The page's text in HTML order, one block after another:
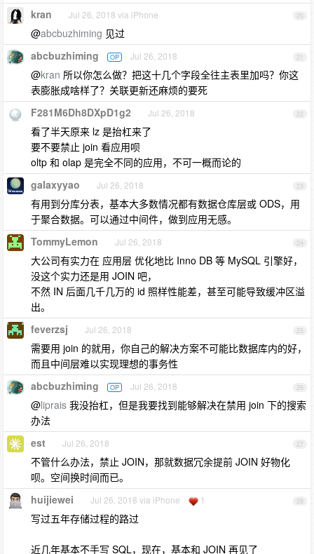
20
kran Jul 26, 2018 via iPhone
@abcbuzhiming 见过
21
abcbuzhiming OP Jul 26, 2018
@kran 所以你怎么做？把这十几个字段全往主表里加吗？你这
表膨胀成啥样了？关联更新还麻烦的要死
22
F281M6Dh8DXpD1g2 Jul 26, 2018
看了半天原来 lz 是抬杠来了
要不要禁止 join 看应用呗
oltp 和 olap 是完全不同的应用，不可一概而论的
23
galaxyyao Jul 26, 2018
有用到分库分表，基本大多数情况都有数据仓库层或 ODS，用
于聚合数据。可以通过中间件，做到应用无感。
24
TommyLemon Jul 26, 2018
大公司有实力在 应用层 优化地比 Inno DB 等 MySQL 引擎好，
没这个实力还是用 JOIN 吧，
不然 IN 后面几千几万的 id 照样性能差，甚至可能导致缓冲区溢
出。
25
feverzsj Jul 26, 2018
需要用 join 的就用，你自己的解决方案不可能比数据库内的好，
而且中间层难以实现理想的事务性
26
abcbuzhiming OP Jul 26, 2018
@liprais 我没抬杠，但是我要找到能够解决在禁用 join 下的搜索
办法
27
est Jul 26, 2018
不管什么办法，禁止 JOIN，那就数据冗余提前 JOIN 好物化
呗。空间换时间而已。
28
huijiewei Jul 26, 2018 via iPhone 1
写过五年存储过程的路过
近几年基本不手写 SQL，现在，基本和 JOIN 再见了